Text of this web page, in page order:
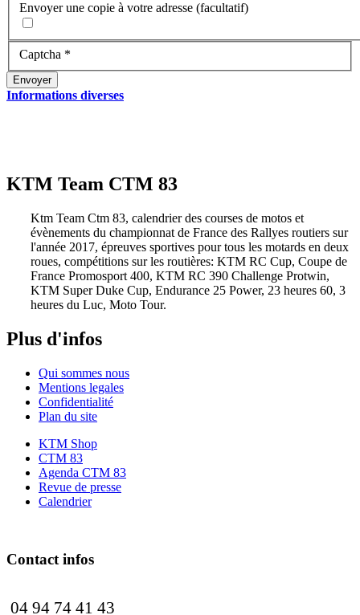
Envoyer une copie à votre adresse (facultatif)
Captcha *
Envoyer
Informations diverses
KTM Team CTM 83
Ktm Team Ctm 83, calendrier des courses de motos et
évènements du championnat de France des Rallyes routiers sur
l'année 2017, épreuves sportives pour tous les motards en deux
roues, compétitions sur les routières: KTM RC Cup, Coupe de
France Promosport 400, KTM RC 390 Challenge Protwin,
KTM Super Duke Cup, Endurance 25 Power, 23 heures 60, 3
heures du Luc, Moto Tour.
Plus d'infos
Qui sommes nous
Mentions legales
Confidentialité
Plan du site
KTM Shop
CTM 83
Agenda CTM 83
Revue de presse
Calendrier
Contact infos
04 94 74 41 43